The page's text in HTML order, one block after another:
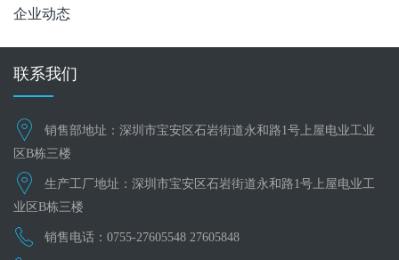
企业动态
联系我们
销售部地址：深圳市宝安区石岩街道永和路1号上屋电业工业
区B栋三楼
生产工厂地址：深圳市宝安区石岩街道永和路1号上屋电业工
业区B栋三楼
销售电话：0755-27605548 27605848